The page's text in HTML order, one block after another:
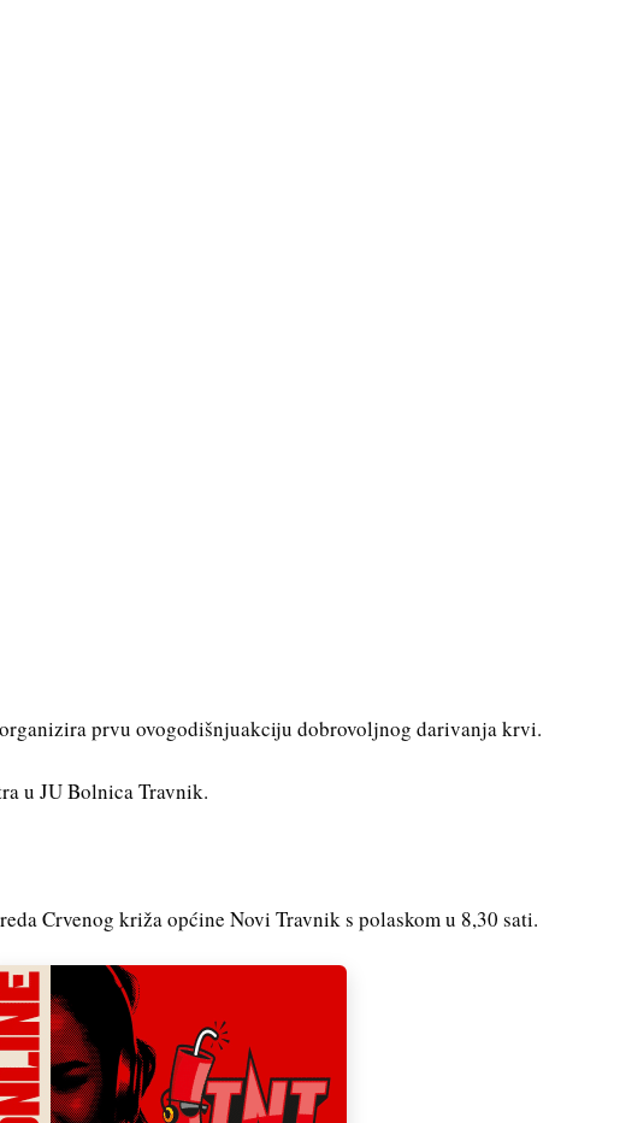
prvu ovogodišnjuakciju dobrovoljnog darivanja krvi.
u JU Bolnica Travnik.
Crvenog križa općine Novi Travnik s polaskom u 8,30 sati.